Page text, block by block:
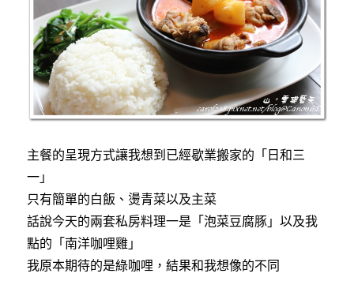
主餐的呈現方式讓我想到已經歇業搬家的「日和三
一」
只有簡單的白飯、燙青菜以及主菜
話說今天的兩套私房料理一是「泡菜豆腐豚」以及我
點的「南洋咖哩雞」
我原本期待的是綠咖哩，結果和我想像的不同